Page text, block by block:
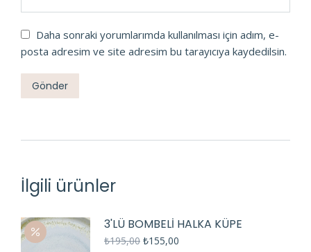
Daha sonraki yorumlarımda kullanılması için adım, e-
posta adresim ve site adresim bu tarayıcıya kaydedilsin.
İlgili ürünler
3'LÜ BOMBELİ HALKA KÜPE
₺195,00 ₺155,00